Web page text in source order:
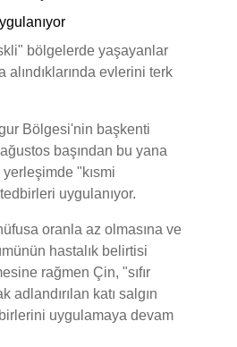
bölgelerde yaşayanlar
alındıklarında evlerini terk
Bölgesi'nin başkenti
başından bu yana
yerleşimde "kısmi
uygulanıyor.
oranla az olmasına ve
hastalık belirtisi
rağmen Çin, "sıfır
adlandırılan katı salgın
uygulamaya devam